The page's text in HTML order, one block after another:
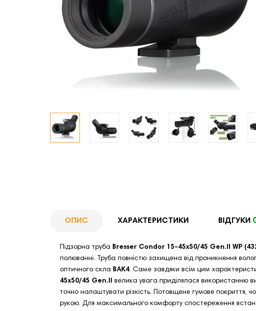
ОПИС ХАРАКТЕРИСТИКИ ВІДГУКИ
Підзорна труба Bresser Condor 15-45x50/45 Gen.II WP
полюванні. Труба повністю захищена від проникнення
оптичного скла BAK4. Саме завдяки всім цим
45x50/45 Gen.II велика увага приділялася використанню
точно налаштувати різкість. Потовщене гумове покриття,
рукою. Для максимального комфорту спостереження